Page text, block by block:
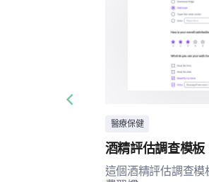
醫療保健
酒精評估調查模板
這個酒精評估調查
Previous slide